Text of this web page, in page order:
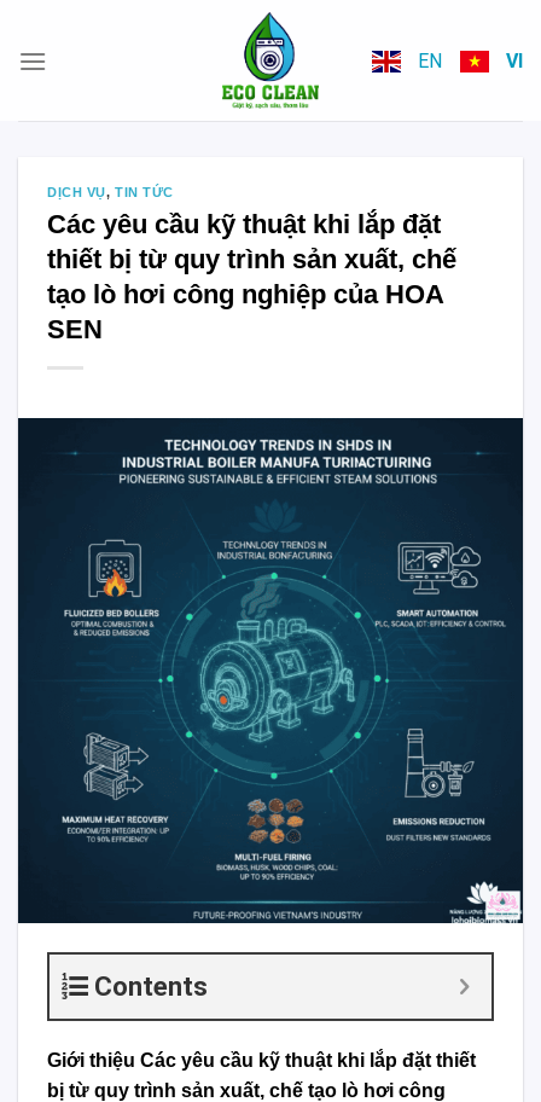
content
EN VI
DỊCH VỤ,TIN TỨC
Các yêu cầu kỹ thuật khi lắp đặt
thiết bị từ quy trình sản xuất, chế
tạo lò hơi công nghiệp của HOA
SEN
Contents
Giới thiệu Các yêu cầu kỹ thuật khi lắp đặt thiết
bị từ quy trình sản xuất, chế tạo lò hơi công